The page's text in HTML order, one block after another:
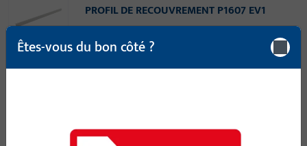
PROFIL DE RECOUVREMENT P1607 EV1
rail de recouvrement, Matériau du profil Holz, PVC, largeur
9-38803-60-0-7 | rail de recouvrement |
Êtes-vous du bon côté ?